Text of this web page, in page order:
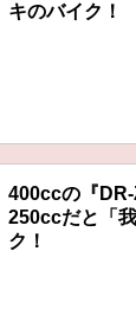
キのバイク！
400ccの『
250ccだと「
ク！